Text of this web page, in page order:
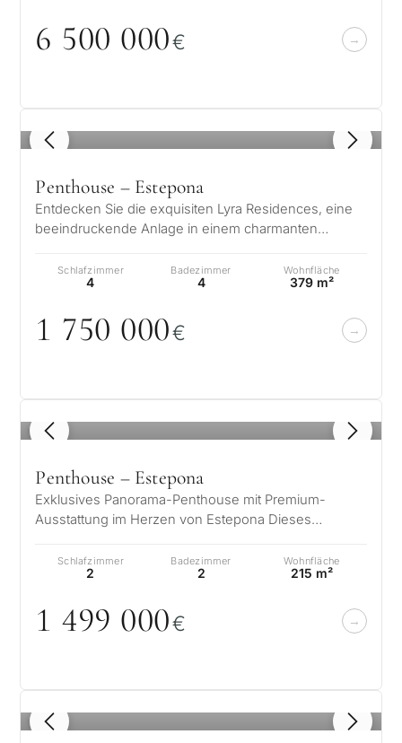
6 500 000€
1 / 8
Penthouse – Estepona
Entdecken Sie die exquisiten Lyra Residences, eine
beeindruckende Anlage in einem charmanten
Schlafzimmer
4
Badezimmer
4
Wohnfläche
379 m²
1 750 000€
1 / 8
Penthouse – Estepona
Exklusives Panorama-Penthouse mit Premium-
Ausstattung im Herzen von Estepona Dieses
Schlafzimmer
2
Badezimmer
2
Wohnfläche
215 m²
1 499 000€
1 / 8